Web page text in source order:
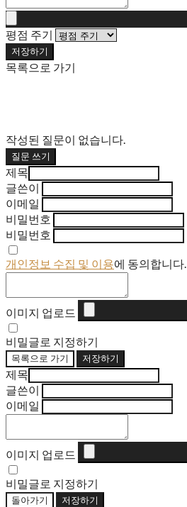
평점 주기
저장하기
목록으로 가기
작성된 질문이 없습니다.
질문 쓰기
제목
글쓴이
이메일
비밀번호
비밀번호
개인정보 수집 및 이용에 동의합니다.
이미지 업로드
비밀글로 지정하기
목록으로 가기 저장하기
제목
글쓴이
이메일
이미지 업로드
비밀글로 지정하기
돌아가기 저장하기